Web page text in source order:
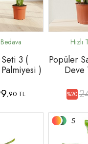
3 (
)
,90 TL
Popüler
Deve
%20
5